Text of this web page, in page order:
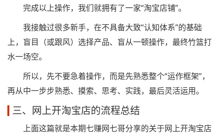
完成以上操作，我们就拥有了一家“淘宝店铺”。
我接触过很多新手，在不具备大致“认知体系”的基础
上，盲目（或跟风）选择产品、盲从一顿操作，最终竹篮打
水一场空。
所以，先不要急着操作，而是先熟悉整个“运作框架”，
再从中一步步熟悉、摸索、思考、实践，最后灵活运用。
三、网上开淘宝店的流程总结
上面这篇就是本期七赚网七哥分享的关于网上开淘宝店